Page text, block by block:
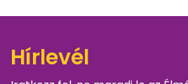
Hírlevél